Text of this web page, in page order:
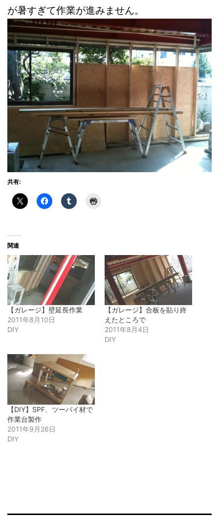
が暑すぎて作業が進みません。
共有:
関連
【ガレージ】壁延長作業
2011年8月10日
DIY
【ガレージ】合板を貼り終
えたところで
2011年8月4日
DIY
【DIY】SPF、ツーバイ材で
作業台製作
2011年9月26日
DIY